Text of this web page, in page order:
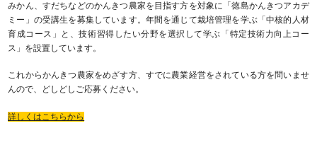
みかん、すだちなどのかんきつ農家を目指す方を対象に「徳島かんきつアカデ
ミー」の受講生を募集しています。年間を通じて栽培管理を学ぶ「中核的人材
育成コース」と、技術習得したい分野を選択して学ぶ「特定技術力向上コー
ス」を設置しています。
これからかんきつ農家をめざす方、すでに農業経営をされている方を問いませ
んので、どしどしご応募ください。
詳しくはこちらから